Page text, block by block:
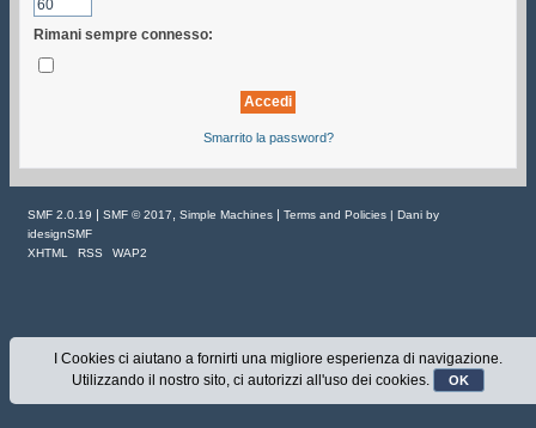
Rimani sempre connesso:
Smarrito la password?
SMF 2.0.19 SMF © 2017, Simple Machines Terms and Policies
| Dani by
idesignSMF
XHTML
RSS WAP2
I Cookies ci aiutano a fornirti una migliore esperienza di navigazione.
Utilizzando il nostro sito, ci autorizzi all'uso dei cookies.
OK